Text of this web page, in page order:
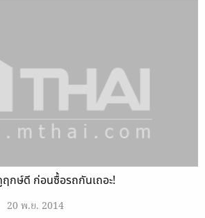
กษ์ดี ก่อนซื้อรถกันเถอะ!
20 พ.ย. 2014